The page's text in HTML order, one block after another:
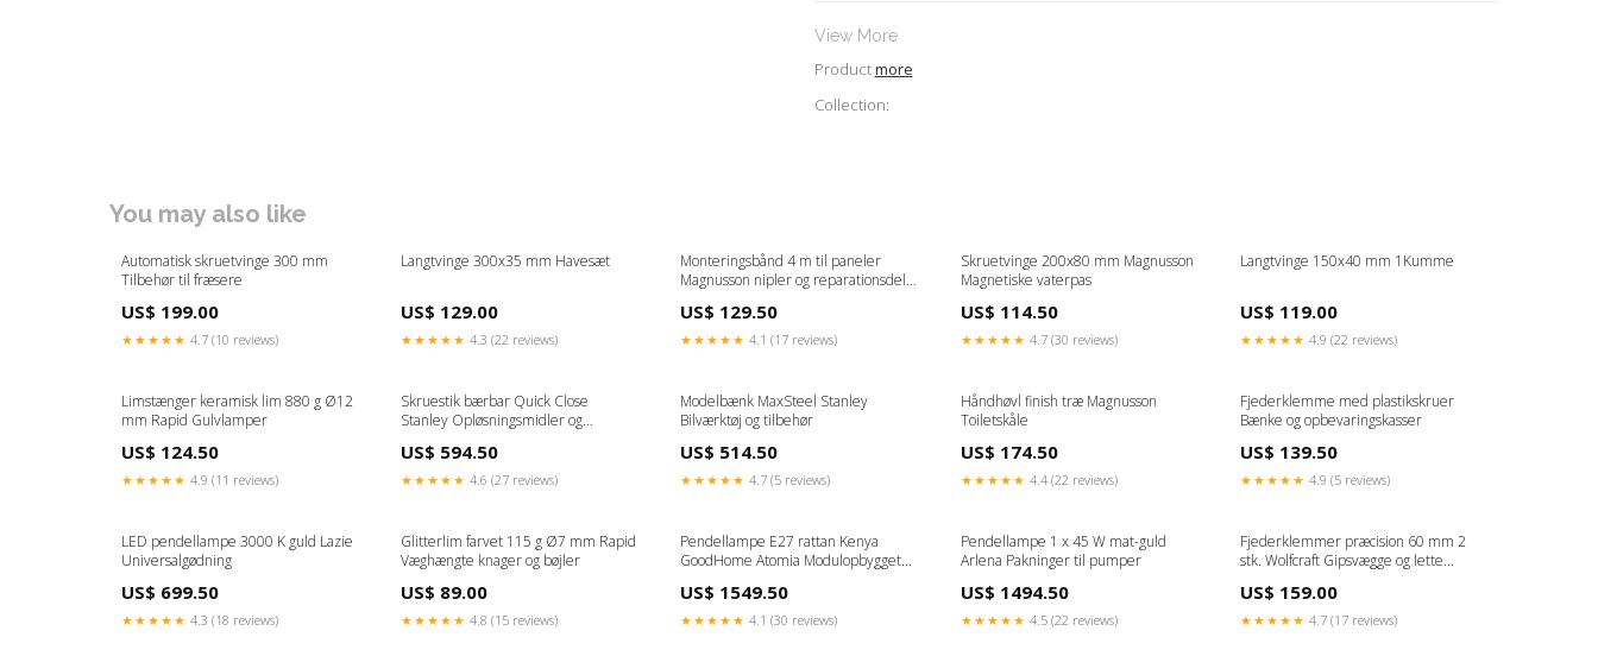
View More
Productmore
Collection:
You may also like
Automatisk skruetvinge 300 mm
Tilbehør til fræsere
US$ 199.00
★★★★★ 4.7 (10 reviews)
Langtvinge 300x35 mm Havesæt
US$ 129.00
★★★★★ 4.3 (22 reviews)
Monteringsbånd 4 m til paneler
Magnusson nipler og reparationsdele
US$ 129.50
★★★★★ 4.1 (17 reviews)
Skruetvinge 200x80 mm Magnusson
Magnetiske vaterpas
US$ 114.50
★★★★★ 4.7 (30 reviews)
Langtvinge 150x40 mm 1Kumme
US$ 119.00
★★★★★ 4.9 (22 reviews)
Limstænger keramisk lim 880 g Ø12
mm Rapid Gulvlamper
US$ 124.50
★★★★★ 4.9 (11 reviews)
Skruestik bærbar Quick Close
Stanley Opløsningsmidler og
US$ 594.50
★★★★★ 4.6 (27 reviews)
Modelbænk MaxSteel Stanley
Bilværktøj og tilbehør
US$ 514.50
★★★★★ 4.7 (5 reviews)
Håndhøvl finish træ Magnusson
Toiletskåle
US$ 174.50
★★★★★ 4.4 (22 reviews)
Fjederklemme med plastikskruer
Bænke og opbevaringskasser
US$ 139.50
★★★★★ 4.9 (5 reviews)
LED pendellampe 3000 K guld Lazie
Universalgødning
US$ 699.50
★★★★★ 4.3 (18 reviews)
Glitterlim farvet 115 g Ø7 mm Rapid
Væghængte knager og bøjler
US$ 89.00
★★★★★ 4.8 (15 reviews)
Pendellampe E27 rattan Kenya
GoodHome Atomia Modulopbygget
US$ 1549.50
★★★★★ 4.1 (30 reviews)
Pendellampe 1 x 45 W mat-guld
Arlena Pakninger til pumper
US$ 1494.50
★★★★★ 4.5 (22 reviews)
Fjederklemmer præcision 60 mm 2
stk. Wolfcraft Gipsvægge og lette
US$ 159.00
★★★★★ 4.7 (17 reviews)